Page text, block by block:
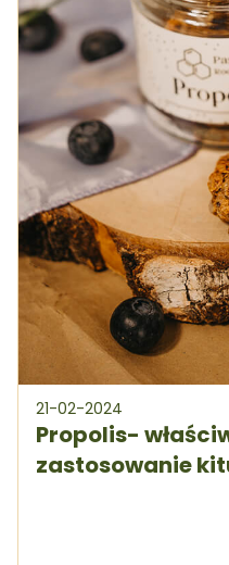
21-02-2024
Propolis-
zastosowanie